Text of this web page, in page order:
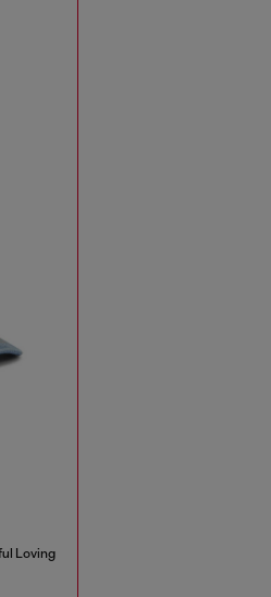
Loving